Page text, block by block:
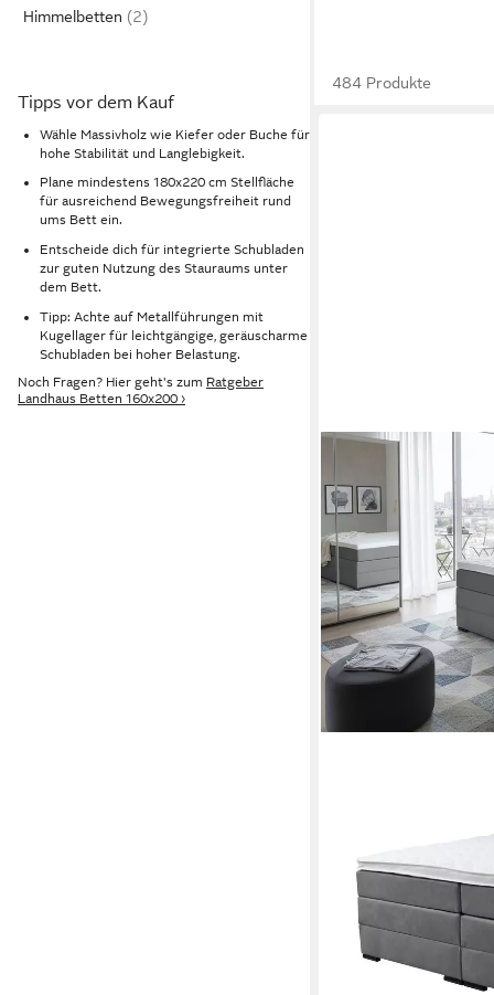
Himmelbetten
Tipps vor dem Kauf
Wähle Massivholz wie Kiefer oder Buche für
hohe Stabilität und Langlebigkeit.
Plane mindestens 180x220 cm Stellfläche
für ausreichend Bewegungsfreiheit rund
ums Bett ein.
Entscheide dich für integrierte Schubladen
zur guten Nutzung des Stauraums unter
dem Bett.
Tipp: Achte auf Metallführungen mit
Kugellager für leichtgängige, geräuscharme
Schubladen bei hoher Belastung.
Noch Fragen? Hier geht's zum Ratgeber
Landhaus Betten 160x200 ›
484 Produkte